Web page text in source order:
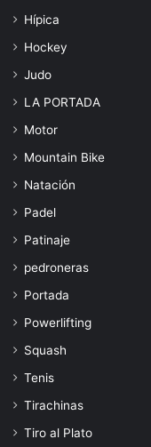
Hípica
Hockey
Judo
LA PORTADA
Motor
Mountain Bike
Natación
Padel
Patinaje
pedroneras
Portada
Powerlifting
Squash
Tenis
Tirachinas
Tiro al Plato